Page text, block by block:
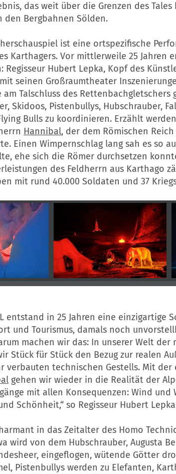
das weit über die Grenzen des
den Bergbahnen Sölden.
ist eine ortspezifische
Karthagers. Vor mittlerweile 25 Jahren
Regisseur Hubert Lepka, Kopf des
seinen Großraumtheater
am Talschluss des Rettenbachgletschers
Skidoos, Pistenbullys, Hubschrauber,
Bulls zu koordinieren. Erzählt
Hannibal, der dem Römischen
Einen Wimpernschlag lang sah es so
ehe sich die Römer durchsetzen
des Feldherrn aus Karthago
mit rund 40.000 Soldaten und 37
entstand in 25 Jahren eine einzigartige
und Tourismus, damals noch
machen wir das: In unserer Welt der
Stück für Stück den Bezug zur realen
verbauten technischen Gestells. Mit der
gehen wir wieder in die Realität der
mit allen Konsequenzen: Wind und
Schönheit,“ so Regisseur Hubert
in das Zeitalter des Homo
wird von dem Hubschrauber, Augusta
eingeflogen, wütende Götter
Pistenbullys werden zu Elefanten,